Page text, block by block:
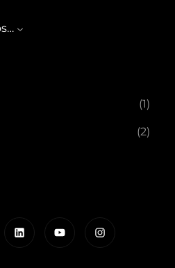
(1)
(2)
LinkedInYouTubeInstagram